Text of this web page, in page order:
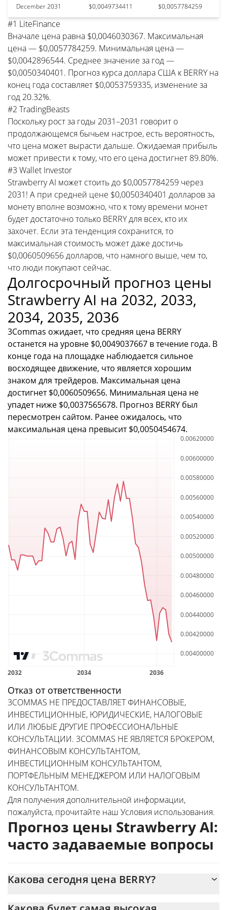
December 2031 $0,0049734411 $0,0057784259
#1 LiteFinance
Вначале цена равна $0,0046030367. Максимальная
цена — $0,0057784259. Минимальная цена —
$0,0042896544. Среднее значение за год —
$0,0050340401. Прогноз курса доллара США к BERRY на
конец года составляет $0,0053759335, изменение за
год 20.32%.
#2 TradingBeasts
Поскольку рост за годы 2031–2031 говорит о
продолжающемся бычьем настрое, есть вероятность,
что цена может вырасти дальше. Ожидаемая прибыль
может привести к тому, что его цена достигнет 89.80%.
#3 Wallet Investor
Strawberry AI может стоить до $0,0057784259 через
2031! А при средней цене $0,0050340401 долларов за
монету вполне возможно, что к тому времени монет
будет достаточно только BERRY для всех, кто их
захочет. Если эта тенденция сохранится, то
максимальная стоимость может даже достичь
$0,0060509656 долларов, что намного выше, чем то,
что люди покупают сейчас.
Долгосрочный прогноз цены
Strawberry AI на 2032, 2033,
2034, 2035, 2036
3Commas ожидает, что средняя цена BERRY
останется на уровне $0,0049037667 в течение года. В
конце года на площадке наблюдается сильное
восходящее движение, что является хорошим
знаком для трейдеров. Максимальная цена
достигнет $0,0060509656. Минимальная цена не
упадет ниже $0,0037565678. Прогноз BERRY был
пересмотрен сайтом. Ранее ожидалось, что
максимальная цена превысит $0,0050454674.
Отказ от ответственности
3COMMAS НЕ ПРЕДОСТАВЛЯЕТ ФИНАНСОВЫЕ,
ИНВЕСТИЦИОННЫЕ, ЮРИДИЧЕСКИЕ, НАЛОГОВЫЕ
ИЛИ ЛЮБЫЕ ДРУГИЕ ПРОФЕССИОНАЛЬНЫЕ
КОНСУЛЬТАЦИИ. 3COMMAS НЕ ЯВЛЯЕТСЯ БРОКЕРОМ,
ФИНАНСОВЫМ КОНСУЛЬТАНТОМ,
ИНВЕСТИЦИОННЫМ КОНСУЛЬТАНТОМ,
ПОРТФЕЛЬНЫМ МЕНЕДЖЕРОМ ИЛИ НАЛОГОВЫМ
КОНСУЛЬТАНТОМ.
Для получения дополнительной информации,
пожалуйста, прочитайте наш Условия использования.
Прогноз цены Strawberry AI:
часто задаваемые вопросы
Какова сегодня цена BERRY?